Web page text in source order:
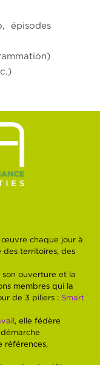
épisodes
œuvre chaque jour à
territoires, des
son ouverture et la
membres qui la
de 3 piliers : Smart
, elle fédère
références,